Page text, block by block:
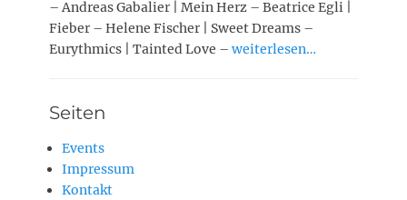
– Andreas Gabalier | Mein Herz – Beatrice Egli |
Fieber – Helene Fischer | Sweet Dreams –
Eurythmics | Tainted Love – weiterlesen…
Seiten
Events
Impressum
Kontakt